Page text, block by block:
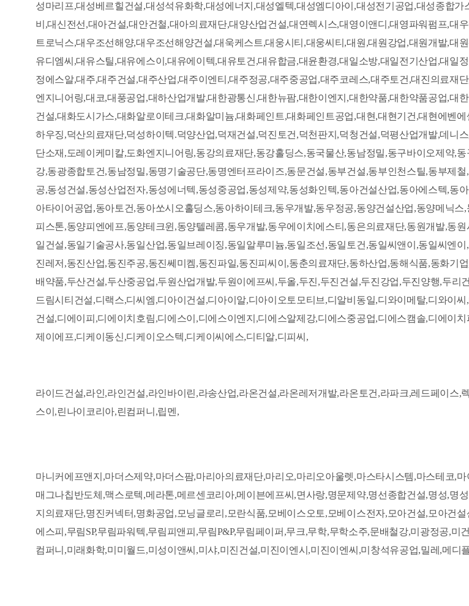
성마리프,대성베르힐건설,대성석유화학,대성에너지,대성엘텍,대성엠디아이,대성전기공업,대성종합
비,대신전선,대아건설,대안건철,대아의료재단,대양산업건설,대연렉시스,대영이앤디,대영파워펌프,대
트로닉스,대우조선해양,대우조선해양건설,대욱케스트,대웅시티,대웅씨티,대원,대원강업,대원개발,대
유디엠씨,대유스틸,대유에스이,대유에이텍,대유토건,대유합금,대윤환경,대일소방,대일전기산업,대일
정에스알,대주,대주건설,대주산업,대주이엔티,대주정공,대주중공업,대주코레스,대주토건,대진의료재
엔지니어링,대코,대풍공업,대하산업개발,대한광통신,대한뉴팜,대한이엔지,대한약품,대한약품공업,대
건설,대화도시가스,대화알로이테크,대화알미늄,대화페인트,대화페인트공업,대현,대현기건,대현에벤
하우징,덕산의료재단,덕성하이텍.덕양산업,덕재건설,덕진토건,덕천판지,덕청건설,덕평산업개발,데니
단소재,도레이케미칼,도화엔지니어링,동강의료재단,동강홀딩스,동국물산,동남정밀,동구바이오제약,
강,동광종합토건,동남정밀,동명기술공단,동명엔터프라이즈,동문건설,동부건설,동부인천스틸,동부제
공,동성건설,동성산업전자,동성에너텍,동성중공업,동성제약,동성화인텍,동아건설산업,동아에스텍,동
아타이어공업,동아토건,동아쏘시오홀딩스,동아하이테크,동우개발,동우정공,동양건설산업,동양메닉
피스톤,동양피엔에프,동양테크윈,동양텔레콤,동우개발,동우에이치에스티,동은의료재단,동원개발,동
일건설,동일기술공사,동일산업,동일브레이징,동일알루미늄,동일조선,동일토건,동일씨앤이,동일씨엔
진레저,동진산업,동진주공,동진쎄미켐,동진파일,동진피씨이,동춘의료재단,동하산업,동해식품,동화기
배약품,두산건설,두산중공업,두원산업개발,두원이에프씨,두올,두진,두진건설,두진강업,두진양행,두
드림시티건설,디랙스,디씨엠,디아이건설,디아이알,디아이오토모티브,디알비동일,디와이메탈,디와이
건설,디에이피,디에이치호림,디에스이,디에스이엔지,디에스알제강,디에스중공업,디에스캠솔,디에이
제이에프,디케이동신,디케이오스텍,디케이씨에스,디티알,디피씨,
라이드건설,라인,라인건설,라인바이린,라송산업,라온건설,라온레저개발,라온토건,라파크,레드페이스
스이,린나이코리아,린컴퍼니,립멘,
마니커에프앤지,마더스제약,마더스팜,마리아의료재단,마리오,마리오아울렛,마스타시스템,마스테코,
매그나칩반도체,맥스로텍,메라톤,메르센코리아,메이븐에프씨,면사랑,명문제약,명선종합건설,명성,명
지의료재단,명진커넥터,명화공업,모닝글로리,모란식품,모베이스오토,모베이스전자,모아건설,모아건
에스피,무림SP,무림파워텍,무림피앤피,무림P&P,무림페이퍼,무크,무학,무학소주,문배철강,미광정공,
컴퍼니,미래화학,미미월드,미성이앤씨,미샤,미진건설,미진이엔시,미진이엔씨,미창석유공업,밀레,메디